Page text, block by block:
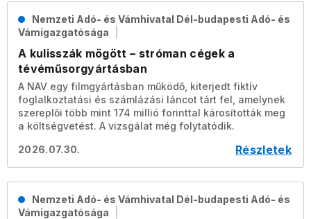
Nemzeti Adó- és Vámhivatal Dél-budapesti Adó- és
Vámigazgatósága
A kulisszák mögött – stróman cégek a
tévéműsorgyártásban
A NAV egy filmgyártásban működő, kiterjedt fiktív
foglalkoztatási és számlázási láncot tárt fel, amelynek
szereplői több mint 174 millió forinttal károsították meg
a költségvetést. A vizsgálat még folytatódik.
2026.07.30.
Részletek
Nemzeti Adó- és Vámhivatal Dél-budapesti Adó- és
Vámigazgatósága